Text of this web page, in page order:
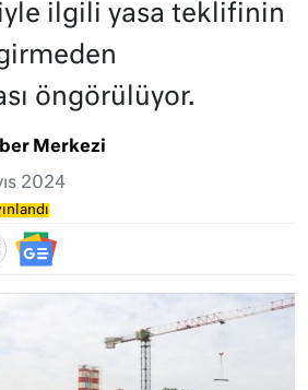
ilgili yasa teklifinin
öngörülüyor.
Merkezi
2024